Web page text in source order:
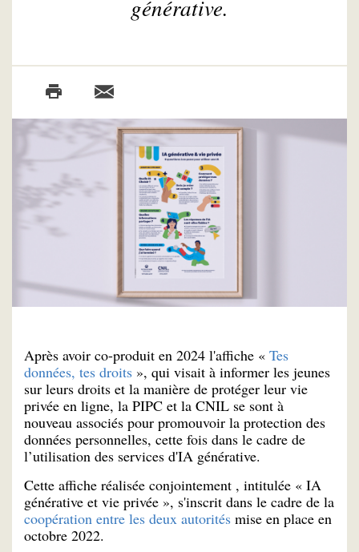
générative.
Après avoir co-produit en 2024 l'affiche « Tes
données, tes droits », qui visait à informer les jeunes
sur leurs droits et la manière de protéger leur vie
privée en ligne, la PIPC et la CNIL se sont à
nouveau associés pour promouvoir la protection des
données personnelles, cette fois dans le cadre de
l’utilisation des services d'IA générative.
Cette affiche réalisée conjointement , intitulée « IA
générative et vie privée », s'inscrit dans le cadre de la
coopération entre les deux autorités mise en place en
octobre 2022.